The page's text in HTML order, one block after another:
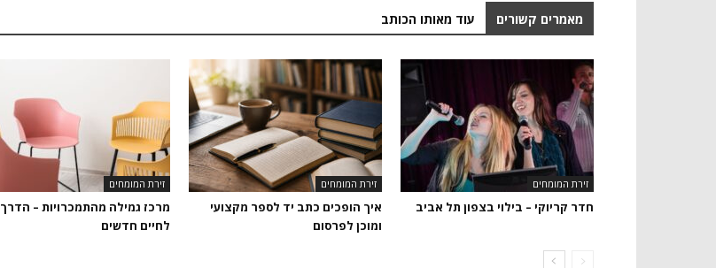
מאמרים קשורים עוד מאותו הכותב
זירת המומחים
חדר קריוקי – בילוי בצפון תל אביב
זירת המומחים
איך הופכים כתב יד לספר מקצועי
ומוכן לפרסום
זירת המומחים
מרכז גמילה מהתמכרויות – הדרך
לחיים חדשים